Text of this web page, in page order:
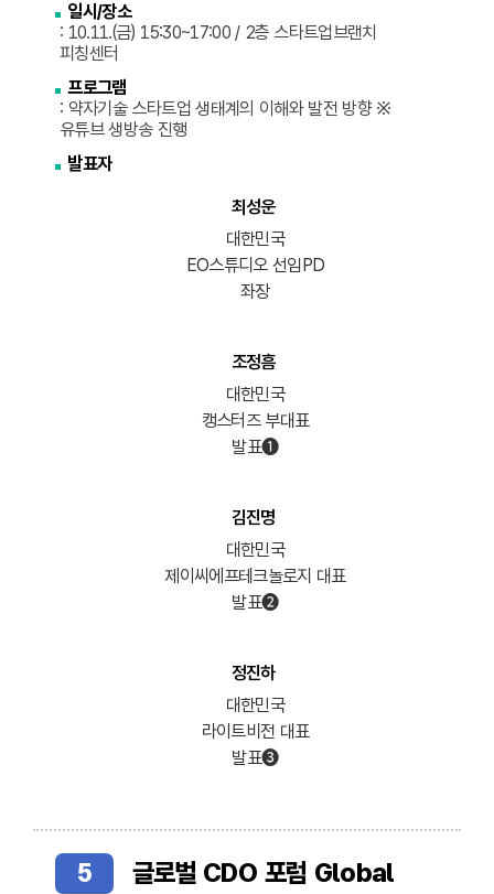
일시/장소
: 10.11.(금) 15:30~17:00 / 2층 스타트업브랜치
피칭센터
프로그램
: 약자기술 스타트업 생태계의 이해와 발전 방향 ※
유튜브 생방송 진행
발표자
최성운
대한민국
EO스튜디오 선임PD
좌장
조정흠
대한민국
캥스터즈 부대표
발표➊
김진명
대한민국
제이씨에프테크놀로지 대표
발표➋
정진하
대한민국
라이트비전 대표
발표➌
5
글로벌 CDO 포럼 Global